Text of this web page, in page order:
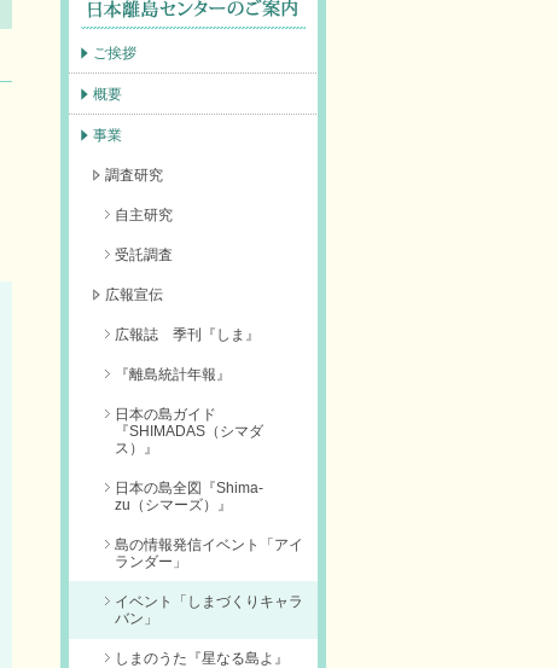
ご挨拶
概要
事業
調査研究
自主研究
受託調査
広報宣伝
広報誌 季刊『しま』
『離島統計年報』
日本の島ガイド
『SHIMADAS（シマダ
ス）』
日本の島全図『Shima-
zu（シマーズ）』
島の情報発信イベント「アイ
ランダー」
イベント「しまづくりキャラ
バン」
しまのうた『星なる島よ』